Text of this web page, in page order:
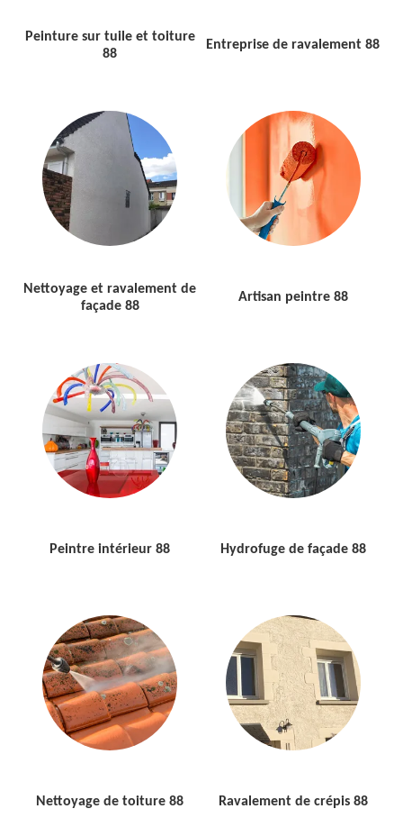
Peinture sur tuile et toiture
88
Entreprise de ravalement 88
Nettoyage et ravalement de
façade 88
Artisan peintre 88
Peintre intérieur 88 Hydrofuge de façade 88
Nettoyage de toiture 88 Ravalement de crépis 88